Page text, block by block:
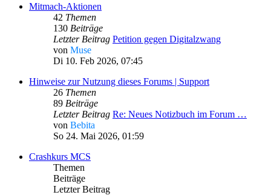
Mitmach-Aktionen
42 Themen
130 Beiträge
Letzter Beitrag Petition gegen Digitalzwang
von Muse
Di 10. Feb 2026, 07:45
Hinweise zur Nutzung dieses Forums | Support
26 Themen
89 Beiträge
Letzter Beitrag Re: Neues Notizbuch im Forum …
von Bebita
So 24. Mai 2026, 01:59
Crashkurs MCS
Themen
Beiträge
Letzter Beitrag